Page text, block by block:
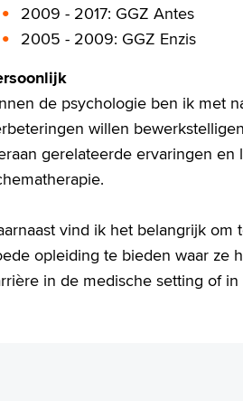
2009 - 2017: GGZ Antes
2005 - 2009: GGZ Enzis
de psychologie ben ik met
willen
gerelateerde ervaringen en
vind ik het belangrijk
opleiding te bieden waar ze
in de medische setting of